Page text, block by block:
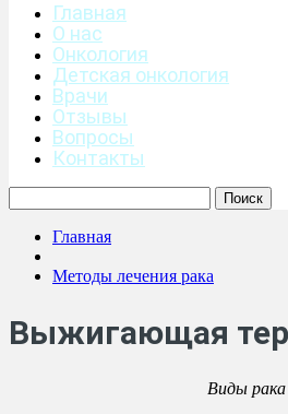
Главная
О нас
Онкология
Детская онкология
Врачи
Отзывы
Вопросы
Контакты
Главная
Методы лечения рака
Выжигающая
Виды рака